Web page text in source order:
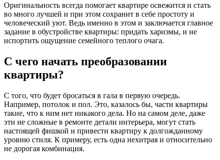
Оригинальность всегда помогает квартире освежится и стать
во много лучшей и при этом сохранит в себе простоту и
человеческий уют. Ведь именно в этом и заключается главное
задание в обустройстве квартиры: придать харизмы, и не
испортить ощущение семейного теплого очага.
С чего начать преобразовании
квартиры?
С того, что будет бросаться в гала в первую очередь.
Например, потолок и пол. Это, казалось бы, части квартиры
такие, что к ним нет никакого дела. Но на самом деле, даже
эти не сложные в ремонте детали интерьера, могут стать
настоящей фишкой и привести квартиру к долгожданному
уровню стиля. К примеру, есть одна нехитрая и относительно
не дорогая комбинация.